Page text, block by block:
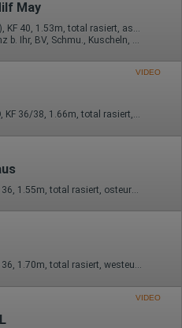
Add-ons
oder
er auf weitere Seiten des
verlassen?
Es wird verwendet, um
zu sammeln. Hotjar kann
und Feedbackfunktionen, die
sind, von Ihnen bereitgestellte
May
40 Jahre, 75E(DD), KF 40, 1.53m, total rasiert, asiatisch
69, GF6, NSa, Franz b. Ihr, BV, Schmu., Kuscheln, Körperküs.
VIDEO
TS, 27 Jahre, 85D, KF 36/38, 1.66m, total rasiert, deutsch
23 Jahre, 85C, KF 36, 1.70m, total rasiert, westeuropäisch
VIDEO